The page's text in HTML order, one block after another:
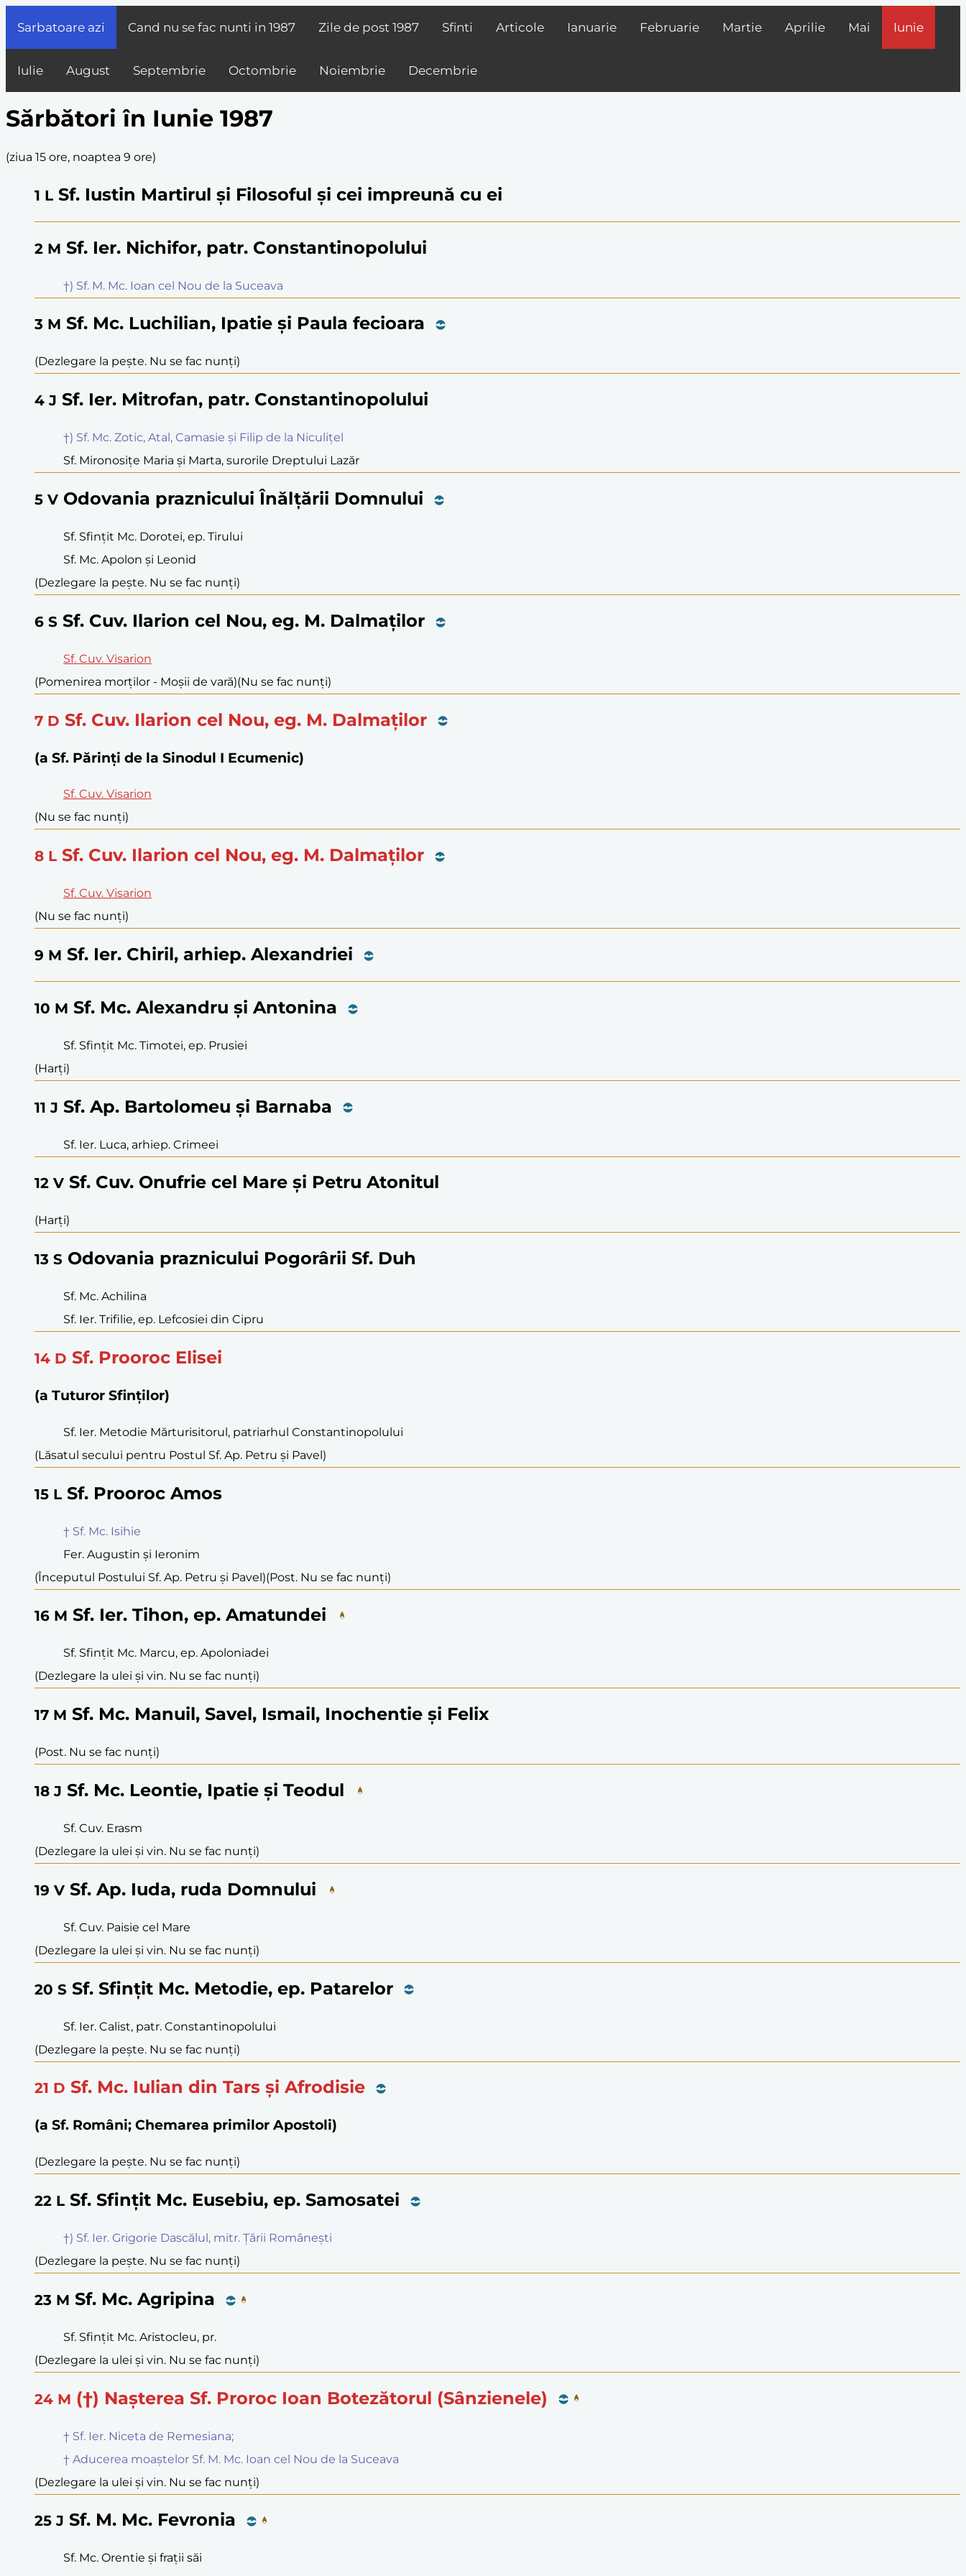
Sarbatoare azi Cand nu se fac nunti in 1987 Zile de post 1987 Sfinti Articole Ianuarie Februarie Martie Aprilie Mai Iunie
Iulie August Septembrie Octombrie Noiembrie Decembrie
Sărbători în Iunie 1987
(ziua 15 ore, noaptea 9 ore)
1 L Sf. Iustin Martirul și Filosoful și cei impreună cu ei
2 M Sf. Ier. Nichifor, patr. Constantinopolului
†) Sf. M. Mc. Ioan cel Nou de la Suceava
3 M Sf. Mc. Luchilian, Ipatie și Paula fecioara
(Dezlegare la pește. Nu se fac nunți)
4 J Sf. Ier. Mitrofan, patr. Constantinopolului
†) Sf. Mc. Zotic, Atal, Camasie și Filip de la Niculițel
Sf. Mironosițe Maria și Marta, surorile Dreptului Lazăr
5 V Odovania praznicului Înălțării Domnului
Sf. Sfințit Mc. Dorotei, ep. Tirului
Sf. Mc. Apolon și Leonid
(Dezlegare la pește. Nu se fac nunți)
6 S Sf. Cuv. Ilarion cel Nou, eg. M. Dalmaților
Sf. Cuv. Visarion
(Pomenirea morților - Moșii de vară)(Nu se fac nunți)
7 D Sf. Cuv. Ilarion cel Nou, eg. M. Dalmaților
(a Sf. Părinți de la Sinodul I Ecumenic)
Sf. Cuv. Visarion
(Nu se fac nunți)
8 L Sf. Cuv. Ilarion cel Nou, eg. M. Dalmaților
Sf. Cuv. Visarion
(Nu se fac nunți)
9 M Sf. Ier. Chiril, arhiep. Alexandriei
10 M Sf. Mc. Alexandru și Antonina
Sf. Sfințit Mc. Timotei, ep. Prusiei
(Harți)
11 J Sf. Ap. Bartolomeu și Barnaba
Sf. Ier. Luca, arhiep. Crimeei
12 V Sf. Cuv. Onufrie cel Mare și Petru Atonitul
(Harți)
13 S Odovania praznicului Pogorârii Sf. Duh
Sf. Mc. Achilina
Sf. Ier. Trifilie, ep. Lefcosiei din Cipru
14 D Sf. Prooroc Elisei
(a Tuturor Sfinților)
Sf. Ier. Metodie Mărturisitorul, patriarhul Constantinopolului
(Lăsatul secului pentru Postul Sf. Ap. Petru și Pavel)
15 L Sf. Prooroc Amos
† Sf. Mc. Isihie
Fer. Augustin și Ieronim
(Începutul Postului Sf. Ap. Petru și Pavel)(Post. Nu se fac nunți)
16 M Sf. Ier. Tihon, ep. Amatundei
Sf. Sfințit Mc. Marcu, ep. Apoloniadei
(Dezlegare la ulei și vin. Nu se fac nunți)
17 M Sf. Mc. Manuil, Savel, Ismail, Inochentie și Felix
(Post. Nu se fac nunți)
18 J Sf. Mc. Leontie, Ipatie și Teodul
Sf. Cuv. Erasm
(Dezlegare la ulei și vin. Nu se fac nunți)
19 V Sf. Ap. Iuda, ruda Domnului
Sf. Cuv. Paisie cel Mare
(Dezlegare la ulei și vin. Nu se fac nunți)
20 S Sf. Sfințit Mc. Metodie, ep. Patarelor
Sf. Ier. Calist, patr. Constantinopolului
(Dezlegare la pește. Nu se fac nunți)
21 D Sf. Mc. Iulian din Tars și Afrodisie
(a Sf. Români; Chemarea primilor Apostoli)
(Dezlegare la pește. Nu se fac nunți)
22 L Sf. Sfințit Mc. Eusebiu, ep. Samosatei
†) Sf. Ier. Grigorie Dascălul, mitr. Țării Românești
(Dezlegare la pește. Nu se fac nunți)
23 M Sf. Mc. Agripina
Sf. Sfințit Mc. Aristocleu, pr.
(Dezlegare la ulei și vin. Nu se fac nunți)
24 M (†) Nașterea Sf. Proroc Ioan Botezătorul (Sânzienele)
† Sf. Ier. Niceta de Remesiana;
† Aducerea moaștelor Sf. M. Mc. Ioan cel Nou de la Suceava
(Dezlegare la ulei și vin. Nu se fac nunți)
25 J Sf. M. Mc. Fevronia
Sf. Mc. Orentie și frații săi